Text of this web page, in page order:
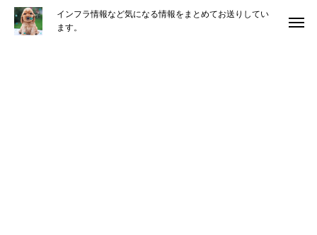
インフラ情報など気になる情報をまとめてお送りしてい
ます。